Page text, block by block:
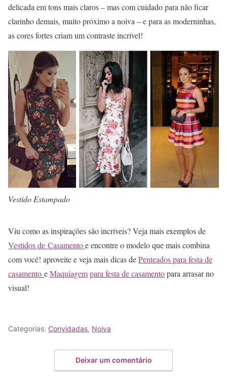
delicada em tons mais claros – mas com cuidado para não ficar
clarinho demais, muito próximo a noiva – e para as moderninhas,
as cores fortes criam um contraste incrível!
Vestido Estampado
Viu como as inspirações são incríveis? Veja mais exemplos de
Vestidos de Casamentoe encontre o modelo que mais combina
com você! aproveite e veja mais dicas dePenteados para festa de
casamento eMaquiagempara festa de casamentopara arrasar no
visual!
Categorias: Convidadas, Noiva
Deixar um comentário